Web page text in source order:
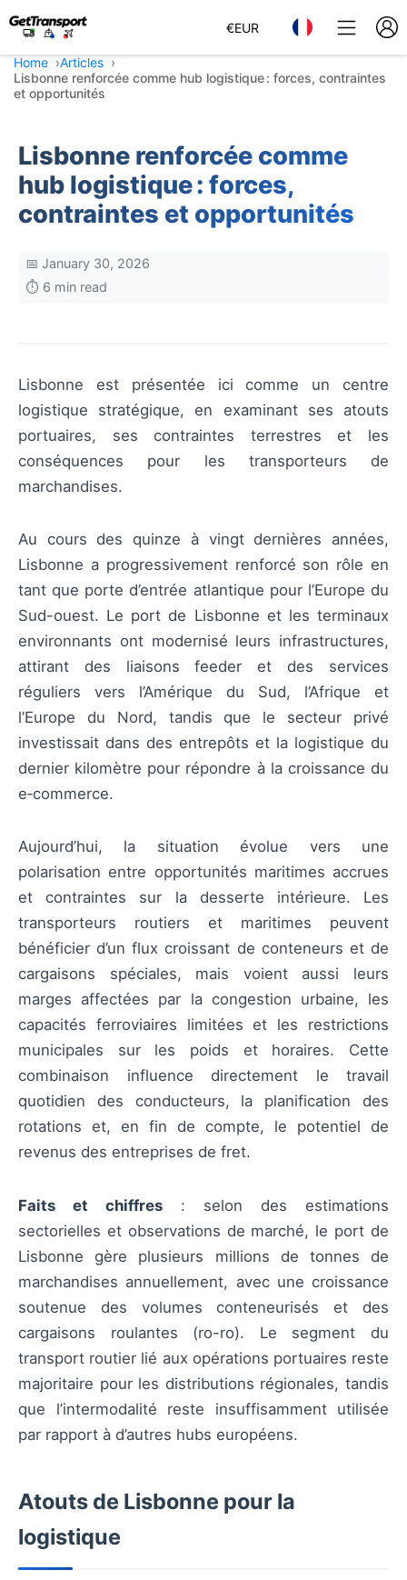
€EUR
Home
Articles
Lisbonne renforcée comme hub logistique : forces, contraintes
et opportunités
Lisbonne renforcée comme
hub logistique : forces,
contraintes et opportunités
📅 January 30, 2026
⏱️ 6 min read
Lisbonne est présentée ici comme un centre
logistique stratégique, en examinant ses atouts
portuaires, ses contraintes terrestres et les
conséquences pour les transporteurs de
marchandises.
Au cours des quinze à vingt dernières années,
Lisbonne a progressivement renforcé son rôle en
tant que porte d’entrée atlantique pour l’Europe du
Sud-ouest. Le port de Lisbonne et les terminaux
environnants ont modernisé leurs infrastructures,
attirant des liaisons feeder et des services
réguliers vers l’Amérique du Sud, l’Afrique et
l’Europe du Nord, tandis que le secteur privé
investissait dans des entrepôts et la logistique du
dernier kilomètre pour répondre à la croissance du
e‑commerce.
Aujourd’hui, la situation évolue vers une
polarisation entre opportunités maritimes accrues
et contraintes sur la desserte intérieure. Les
transporteurs routiers et maritimes peuvent
bénéficier d’un flux croissant de conteneurs et de
cargaisons spéciales, mais voient aussi leurs
marges affectées par la congestion urbaine, les
capacités ferroviaires limitées et les restrictions
municipales sur les poids et horaires. Cette
combinaison influence directement le travail
quotidien des conducteurs, la planification des
rotations et, en fin de compte, le potentiel de
revenus des entreprises de fret.
Faits et chiffres : selon des estimations
sectorielles et observations de marché, le port de
Lisbonne gère plusieurs millions de tonnes de
marchandises annuellement, avec une croissance
soutenue des volumes conteneurisés et des
cargaisons roulantes (ro-ro). Le segment du
transport routier lié aux opérations portuaires reste
majoritaire pour les distributions régionales, tandis
que l’intermodalité reste insuffisamment utilisée
par rapport à d’autres hubs européens.
Atouts de Lisbonne pour la
logistique